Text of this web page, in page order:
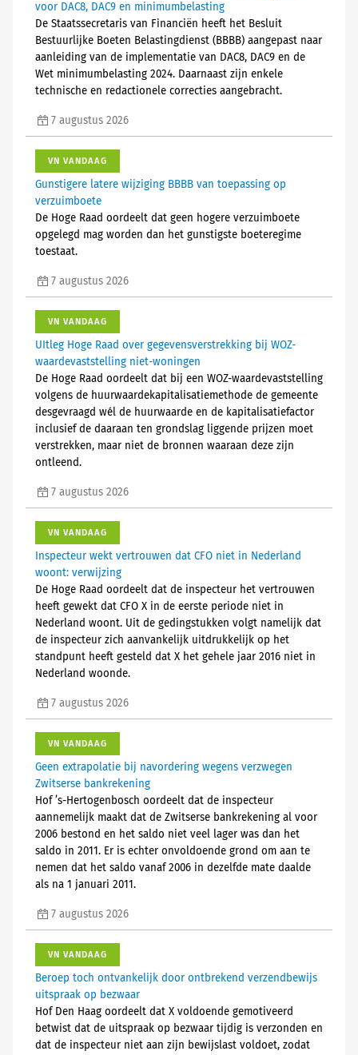
voor DAC8, DAC9 en minimumbelasting
De Staatssecretaris van Financiën heeft het Besluit
Bestuurlijke Boeten Belastingdienst (BBBB) aangepast naar
aanleiding van de implementatie van DAC8, DAC9 en de
Wet minimumbelasting 2024. Daarnaast zijn enkele
technische en redactionele correcties aangebracht.
7 augustus 2026
VN VANDAAG
Gunstigere latere wijziging BBBB van toepassing op
verzuimboete
De Hoge Raad oordeelt dat geen hogere verzuimboete
opgelegd mag worden dan het gunstigste boeteregime
toestaat.
7 augustus 2026
VN VANDAAG
UItleg Hoge Raad over gegevensverstrekking bij WOZ-
waardevaststelling niet-woningen
De Hoge Raad oordeelt dat bij een WOZ-waardevaststelling
volgens de huurwaardekapitalisatiemethode de gemeente
desgevraagd wél de huurwaarde en de kapitalisatiefactor
inclusief de daaraan ten grondslag liggende prijzen moet
verstrekken, maar niet de bronnen waaraan deze zijn
ontleend.
7 augustus 2026
VN VANDAAG
Inspecteur wekt vertrouwen dat CFO niet in Nederland
woont: verwijzing
De Hoge Raad oordeelt dat de inspecteur het vertrouwen
heeft gewekt dat CFO X in de eerste periode niet in
Nederland woont. Uit de gedingstukken volgt namelijk dat
de inspecteur zich aanvankelijk uitdrukkelijk op het
standpunt heeft gesteld dat X het gehele jaar 2016 niet in
Nederland woonde.
7 augustus 2026
VN VANDAAG
Geen extrapolatie bij navordering wegens verzwegen
Zwitserse bankrekening
Hof ’s-Hertogenbosch oordeelt dat de inspecteur
aannemelijk maakt dat de Zwitserse bankrekening al voor
2006 bestond en het saldo niet veel lager was dan het
saldo in 2011. Er is echter onvoldoende grond om aan te
nemen dat het saldo vanaf 2006 in dezelfde mate daalde
als na 1 januari 2011.
7 augustus 2026
VN VANDAAG
Beroep toch ontvankelijk door ontbrekend verzendbewijs
uitspraak op bezwaar
Hof Den Haag oordeelt dat X voldoende gemotiveerd
betwist dat de uitspraak op bezwaar tijdig is verzonden en
dat de inspecteur niet aan zijn bewijslast voldoet, zodat